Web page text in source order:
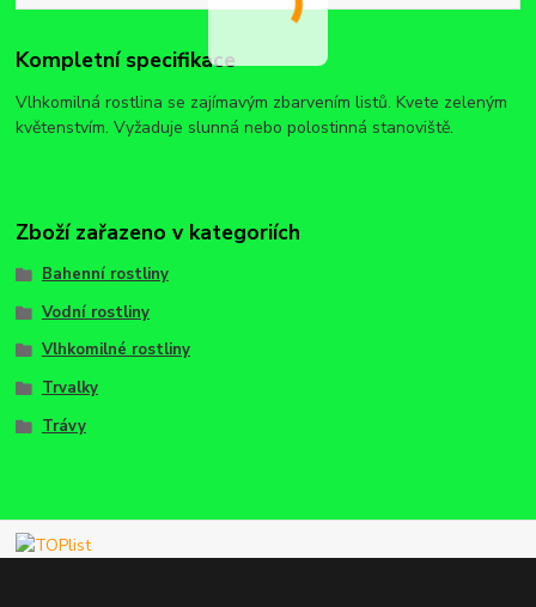
Kompletní specifikace
Vlhkomilná rostlina se zajímavým zbarvením listů. Kvete zeleným
květenstvím. Vyžaduje slunná nebo polostinná stanoviště.
Zboží zařazeno v kategoriích
Bahenní rostliny
Vodní rostliny
Vlhkomilné rostliny
Trvalky
Trávy